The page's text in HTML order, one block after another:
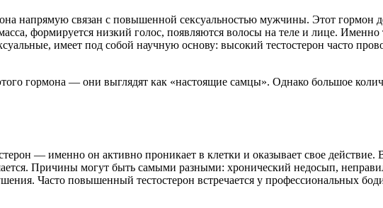
напрямую связан с повышенной сексуальностью мужчины. Этот гормон
формируется низкий голос, появляются волосы на теле и лице. Именно
имеет под собой научную основу: высокий тестостерон часто
гормона — они выглядят как «настоящие самцы». Однако большое
— именно он активно проникает в клетки и оказывает свое
Причины могут быть самыми разными: хронический недосып,
Часто повышенный тестостерон встречается у профессиональных